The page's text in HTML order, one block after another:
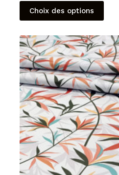
Choix des options
Ce
produit
a
variations.
Les
options
peuvent
être
choisies
sur
la
page
du
produit